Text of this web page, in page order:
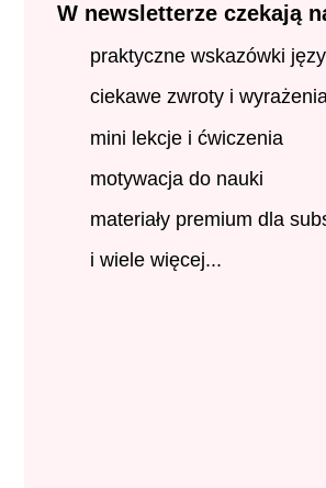
W newsletterze czekają
praktyczne wskazówki
ciekawe zwroty i
mini lekcje i ćwiczenia
motywacja do nauki
materiały premium dla
i wiele więcej...